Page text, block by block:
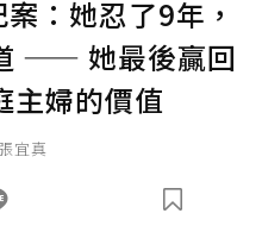
：她忍了9年，
—— 她最後贏回
主婦的價值
宜真